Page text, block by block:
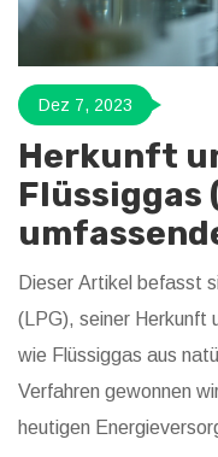
Dez 7, 2023
Herkunft
Flüssiggas
Dieser Artikel befasst
(LPG), seiner Herkunft
wie Flüssiggas aus
Verfahren gewonnen
heutigen